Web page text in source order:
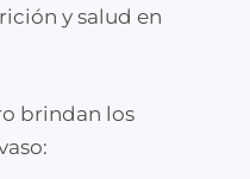
y salud en
brindan los